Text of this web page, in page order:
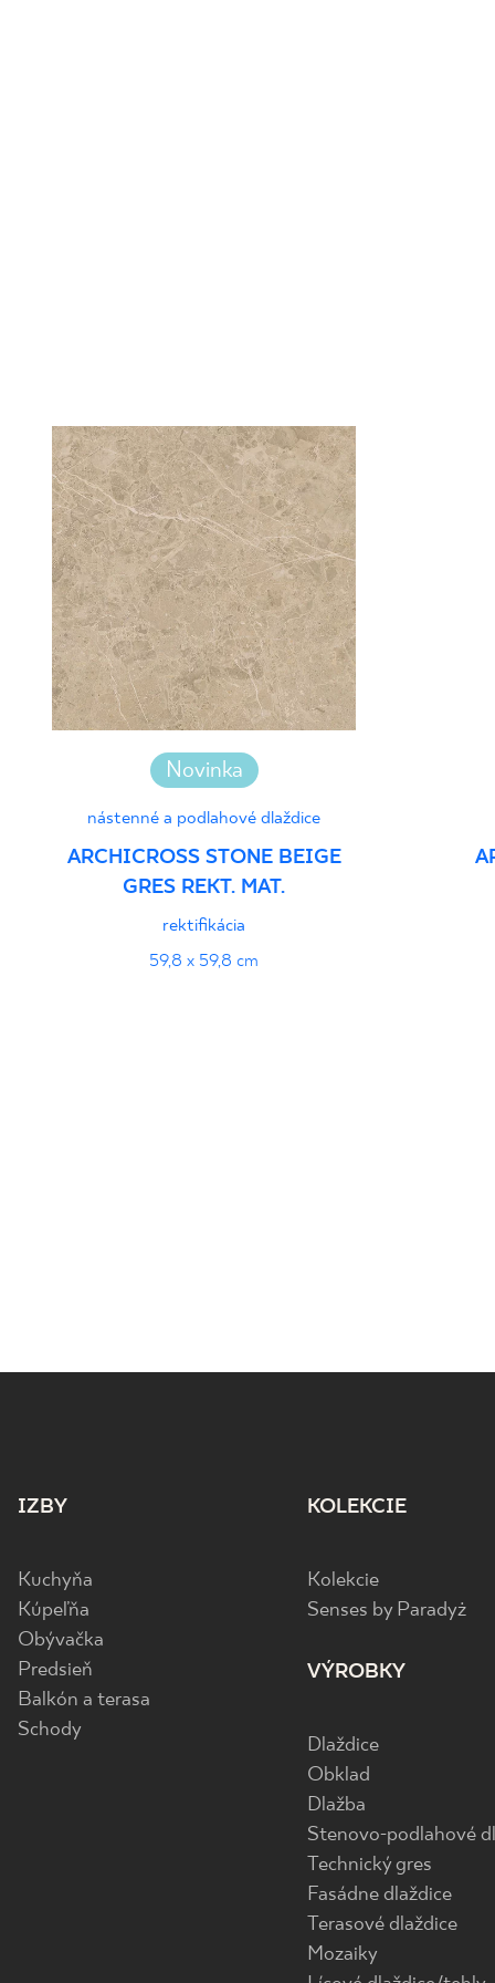
Novinka
nástenné a podlahové dlaždice
ARCHICROSS STONE BEIGE
GRES REKT. MAT.
rektifikácia
59,8 x 59,8 cm
IZBY
Kuchyňa
Kúpeľňa
Obývačka
Predsieň
Balkón a terasa
Schody
KOLEKCIE
Kolekcie
Senses by Paradyż
VÝROBKY
Dlaždice
Obklad
Dlažba
Stenovo-podlahové
Technický gres
Fasádne dlaždice
Terasové dlaždice
Mozaiky